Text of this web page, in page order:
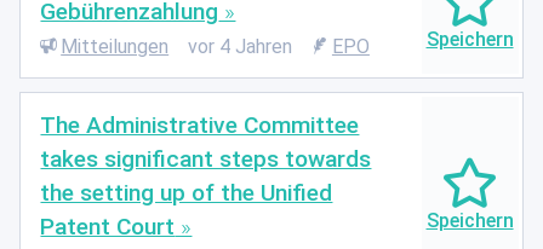
Gebührenzahlung
Mitteilungen vor 4 Jahren EPO
The Administrative Committee
takes significant steps towards
the setting up of the Unified
Patent Court